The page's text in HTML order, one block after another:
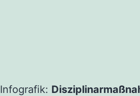
Infografik: